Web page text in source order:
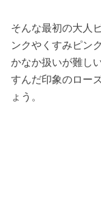
そんな最初の大人
ンクやくすみピン
かなか扱いが難し
すんだ印象のロー
ょう。